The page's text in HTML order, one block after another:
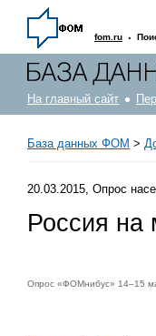
fom.ru ·
На главный сайт
База данных ФОМ >
20.03.2015, Опрос
Россия на
Опрос «ФОМнибус» 14–15